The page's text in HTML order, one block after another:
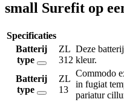
small Surefit op
Specificaties
Batterij
type
ZL
312
Deze
kleur.
Batterij
type
ZL
13
Commodo
in fugiat
pariatur